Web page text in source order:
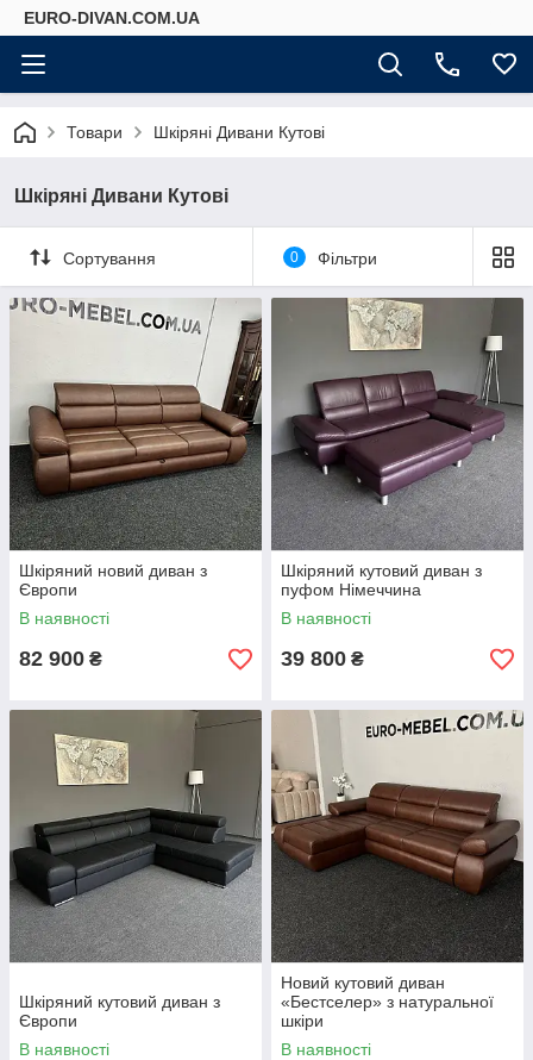
EURO-DIVAN.COM.UA
Товари Шкіряні Дивани Кутові
Шкіряні Дивани Кутові
Сортування 0 Фільтри
Шкіряний новий диван з
Європи
В наявності
82 900 ₴
Шкіряний кутовий диван з
пуфом Німеччина
В наявності
39 800 ₴
Шкіряний кутовий диван з
Європи
В наявності
Новий кутовий диван
«Бестселер» з натуральної
шкіри
В наявності